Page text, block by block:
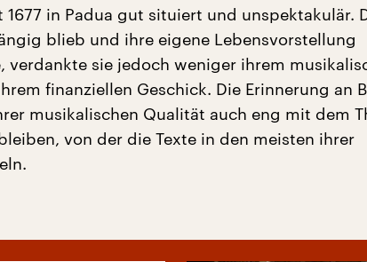
in Padua gut situiert und unspektakulär.
blieb und ihre eigene Lebensvorstellung
verdankte sie jedoch weniger ihrem
finanziellen Geschick. Die Erinnerung an
musikalischen Qualität auch eng mit dem
von der die Texte in den meisten ihrer